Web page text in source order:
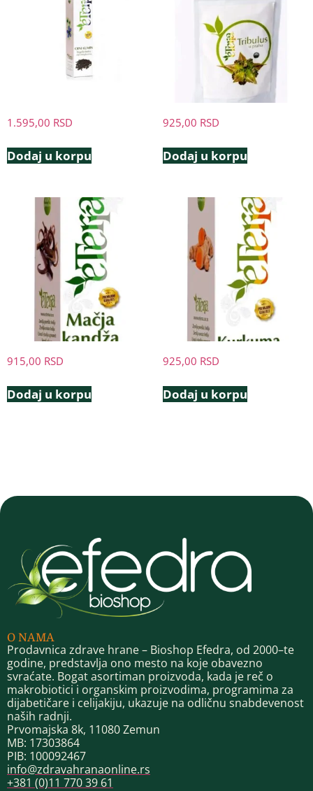
1.595,00 RSD
Dodaj u korpu
925,00 RSD
Dodaj u korpu
915,00 RSD
Dodaj u korpu
925,00 RSD
Dodaj u korpu
O NAMA
Prodavnica zdrave hrane – Bioshop Efedra, od 2000–te
godine, predstavlja ono mesto na koje obavezno
svraćate. Bogat asortiman proizvoda, kada je reč o
makrobiotici i organskim proizvodima, programima za
dijabetičare i celijakiju, ukazuje na odličnu snabdevenost
naših radnji.
Prvomajska 8k, 11080 Zemun
MB: 17303864
PIB: 100092467
info@zdravahranaonline.rs
+381 (0)11 770 39 61